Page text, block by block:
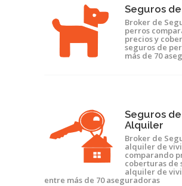
Seguros
Broker de
perros
precios y
seguros de
más de 70
Seguros
Alquiler
Broker de
alquiler de
comparando
coberturas de
alquiler de
entre más de 70 aseguradoras